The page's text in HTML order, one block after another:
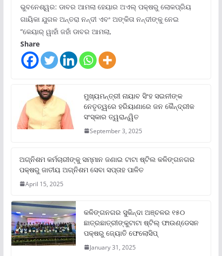
ଭୁବନେଶ୍ୱର: ଡାବର ଆମଲା ହେୟାର ଅଏଲ୍ ପକ୍ଷରୁ ଲୋକପ୍ରିୟ
ଗାୟିକା ଯୁଗଳ ଅନ୍ତରା ନନ୍ଦୀ ଏବଂ ଅଙ୍କିତା ନନ୍ଦୀଙ୍କୁ ନେଇ
“କେୟାର୍ ୱାହାଁ ଜହାଁ ଡାବର ଆମଲା,
Share
ମୁଖ୍ୟମନ୍ତ୍ରୀ ନାୟାବ ସିଂହ ସଇନୀଙ୍କ
ନେତୃତ୍ୱରେ ହରିୟାଣାରେ ଜନ କୈନ୍ଦ୍ରୀକ
ସଂସ୍କାର ତ୍ୱରାନ୍ୱିତ
September 3, 2025
ଅଗ୍ନିଶମ କର୍ମଚାରୀଙ୍କୁ ସମ୍ମାନ ଜଣାଇ ଟାଟା ଷ୍ଟିଲ କଳିଙ୍ଗନଗର
ପକ୍ଷରୁ ଜାତୀୟ ଅଗ୍ନିଶମ ସେବା ସପ୍ତାହ ପାଳିତ
April 15, 2025
କଳିଙ୍ଗନଗର ସୁକିନ୍ଦା ଅଞ୍ଚଳର ୧୫୦
ଛାତ୍ରଛାତ୍ରୀଙ୍କୁଟାଟା ଷ୍ଟିଲ୍ ଫାଉଣ୍ଡେସନ
ପକ୍ଷରୁ ଜ୍ୟୋତି ଫେଲୋସିପ୍‌
January 31, 2025